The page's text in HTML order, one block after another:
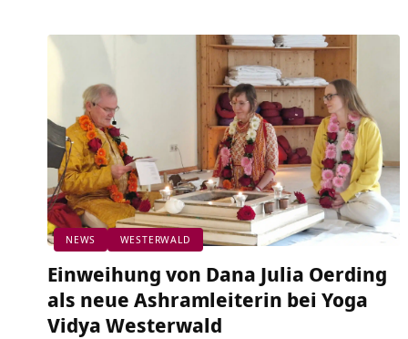
NEWS WESTERWALD
Einweihung von Dana Julia Oerding
als neue Ashramleiterin bei Yoga
Vidya Westerwald